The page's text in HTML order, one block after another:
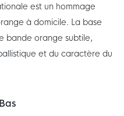
est un hommage
à domicile. La base
bande orange subtile,
et du caractère du